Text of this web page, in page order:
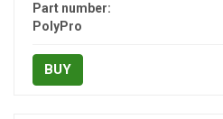
Part number:
PolyPro
BUY